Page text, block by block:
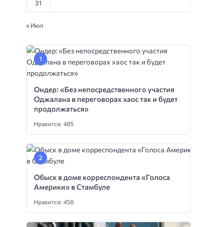
31
« Июл
Ондер: «Без непосредственного участия
Оджалана в переговорах хаос так и будет
продолжаться»
Нравится: 485
Обыск в доме корреспондента «Голоса
Америки» в Стамбуле
Нравится: 458